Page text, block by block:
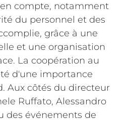
compte, notamment
du personnel et des
grâce à une
et une organisation
La coopération au
d'une importance
Aux côtés du directeur
Ruffato, Alessandro
des événements de